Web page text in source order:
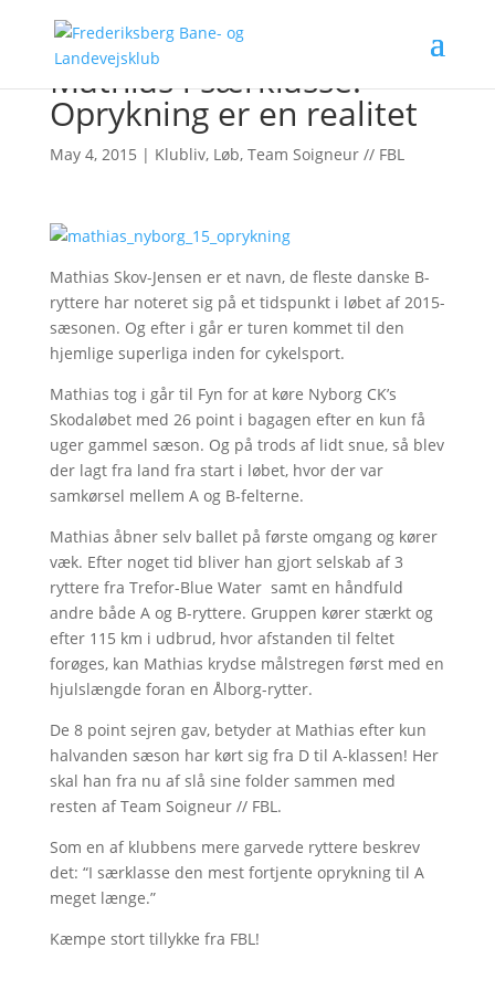
Mathias i særklasse:
Oprykning er en realitet
May 4, 2015 | Klubliv, Løb, Team Soigneur // FBL
Mathias Skov-Jensen er et navn, de fleste danske B-
ryttere har noteret sig på et tidspunkt i løbet af 2015-
sæsonen. Og efter i går er turen kommet til den
hjemlige superliga inden for cykelsport.
Mathias tog i går til Fyn for at køre Nyborg CK’s
Skodaløbet med 26 point i bagagen efter en kun få
uger gammel sæson. Og på trods af lidt snue, så blev
der lagt fra land fra start i løbet, hvor der var
samkørsel mellem A og B-felterne.
Mathias åbner selv ballet på første omgang og kører
væk. Efter noget tid bliver han gjort selskab af 3
ryttere fra Trefor-Blue Water samt en håndfuld
andre både A og B-ryttere. Gruppen kører stærkt og
efter 115 km i udbrud, hvor afstanden til feltet
forøges, kan Mathias krydse målstregen først med en
hjulslængde foran en Ålborg-rytter.
De 8 point sejren gav, betyder at Mathias efter kun
halvanden sæson har kørt sig fra D til A-klassen! Her
skal han fra nu af slå sine folder sammen med
resten af Team Soigneur // FBL.
Som en af klubbens mere garvede ryttere beskrev
det: “I særklasse den mest fortjente oprykning til A
meget længe.”
Kæmpe stort tillykke fra FBL!